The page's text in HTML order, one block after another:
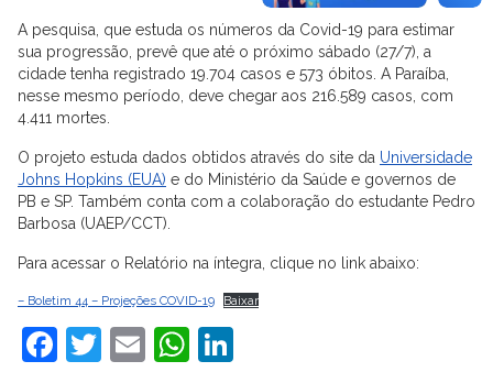
A pesquisa, que estuda os números da Covid-19 para estimar
sua progressão, prevê que até o próximo sábado (27/7), a
cidade tenha registrado 19.704 casos e 573 óbitos. A Paraíba,
nesse mesmo período, deve chegar aos 216.589 casos, com
4.411 mortes.
O projeto estuda dados obtidos através do site da Universidade
Johns Hopkins (EUA) e do Ministério da Saúde e governos de
PB e SP. Também conta com a colaboração do estudante Pedro
Barbosa (UAEP/CCT).
Para acessar o Relatório na íntegra, clique no link abaixo:
– Boletim 44 – Projeções COVID-19 Baixar
Facebook
Twitter
EmailWhatsApp